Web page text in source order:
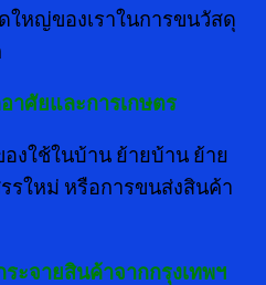
ใหญ่ของเราในการขนวัสดุ
าศัยและการเกษตร
งใช้ในบ้าน ย้ายบ้าน ย้าย
รใหม่ หรือการขนส่งสินค้า
ะจายสินค้าจากกรุงเทพฯ